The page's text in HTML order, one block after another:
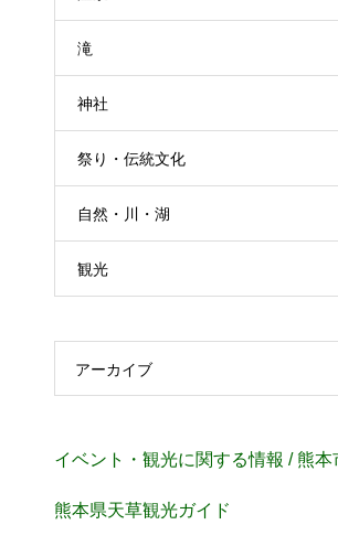
滝
神社
祭り・伝統文化
自然・川・湖
観光
アーカイブ
イベント・観光に関する情報 / 熊本
熊本県天草観光ガイド